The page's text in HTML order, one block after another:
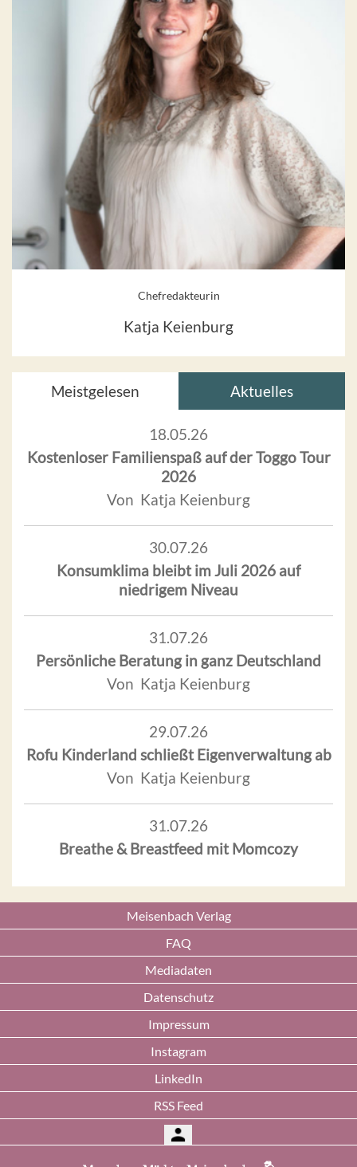
Chefredakteurin
Katja Keienburg
Meistgelesen Aktuelles
18.05.26
Kostenloser Familienspaß auf der Toggo Tour
2026
Von Katja Keienburg
30.07.26
Konsumklima bleibt im Juli 2026 auf
niedrigem Niveau
31.07.26
Persönliche Beratung in ganz Deutschland
Von Katja Keienburg
29.07.26
Rofu Kinderland schließt Eigenverwaltung ab
Von Katja Keienburg
31.07.26
Breathe & Breastfeed mit Momcozy
Meisenbach Verlag
FAQ
Mediadaten
Datenschutz
Impressum
Instagram
LinkedIn
RSS Feed